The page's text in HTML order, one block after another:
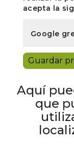
acepta la
Google
Guardar
Aquí
que